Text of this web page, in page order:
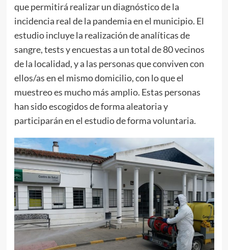
que permitirá realizar un diagnóstico de la
incidencia real de la pandemia en el municipio. El
estudio incluye la realización de analíticas de
sangre, tests y encuestas a un total de 80 vecinos
de la localidad, y a las personas que conviven con
ellos/as en el mismo domicilio, con lo que el
muestreo es mucho más amplio. Estas personas
han sido escogidos de forma aleatoria y
participarán en el estudio de forma voluntaria.